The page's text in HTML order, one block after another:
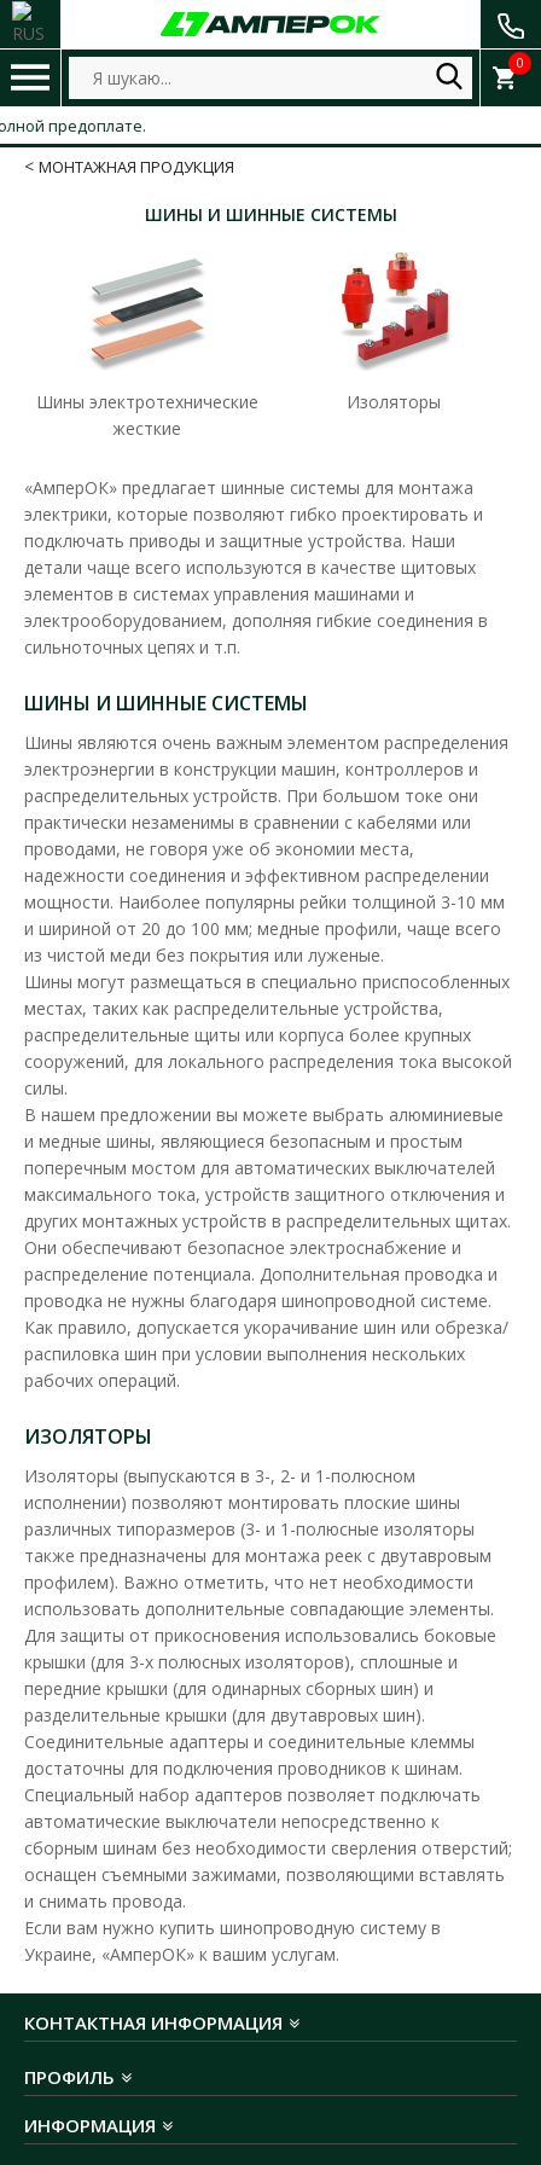
0
предоплате.
МОНТАЖНАЯ ПРОДУКЦИЯ
ШИНЫ И ШИННЫЕ СИСТЕМЫ
Шины электротехнические
жесткие
Изоляторы
«АмперОК» предлагает шинные системы для монтажа
электрики, которые позволяют гибко проектировать и
подключать приводы и защитные устройства. Наши
детали чаще всего используются в качестве щитовых
элементов в системах управления машинами и
электрооборудованием, дополняя гибкие соединения в
сильноточных цепях и т.п.
ШИНЫ И ШИННЫЕ СИСТЕМЫ
Шины являются очень важным элементом распределения
электроэнергии в конструкции машин, контроллеров и
распределительных устройств. При большом токе они
практически незаменимы в сравнении с кабелями или
проводами, не говоря уже об экономии места,
надежности соединения и эффективном распределении
мощности. Наиболее популярны рейки толщиной 3-10 мм
и шириной от 20 до 100 мм; медные профили, чаще всего
из чистой меди без покрытия или луженые.
Шины могут размещаться в специально приспособленных
местах, таких как распределительные устройства,
распределительные щиты или корпуса более крупных
сооружений, для локального распределения тока высокой
силы.
В нашем предложении вы можете выбрать алюминиевые
и медные шины, являющиеся безопасным и простым
поперечным мостом для автоматических выключателей
максимального тока, устройств защитного отключения и
других монтажных устройств в распределительных щитах.
Они обеспечивают безопасное электроснабжение и
распределение потенциала. Дополнительная проводка и
проводка не нужны благодаря шинопроводной системе.
Как правило, допускается укорачивание шин или обрезка/
распиловка шин при условии выполнения нескольких
рабочих операций.
ИЗОЛЯТОРЫ
Изоляторы (выпускаются в 3-, 2- и 1-полюсном
исполнении) позволяют монтировать плоские шины
различных типоразмеров (3- и 1-полюсные изоляторы
также предназначены для монтажа реек с двутавровым
профилем). Важно отметить, что нет необходимости
использовать дополнительные совпадающие элементы.
Для защиты от прикосновения использовались боковые
крышки (для 3-х полюсных изоляторов), сплошные и
передние крышки (для одинарных сборных шин) и
разделительные крышки (для двутавровых шин).
Соединительные адаптеры и соединительные клеммы
достаточны для подключения проводников к шинам.
Специальный набор адаптеров позволяет подключать
автоматические выключатели непосредственно к
сборным шинам без необходимости сверления отверстий;
оснащен съемными зажимами, позволяющими вставлять
и снимать провода.
Если вам нужно купить шинопроводную систему в
Украине, «АмперОК» к вашим услугам.
КОНТАКТНАЯ ИНФОРМАЦИЯ
ПРОФИЛЬ
ИНФОРМАЦИЯ